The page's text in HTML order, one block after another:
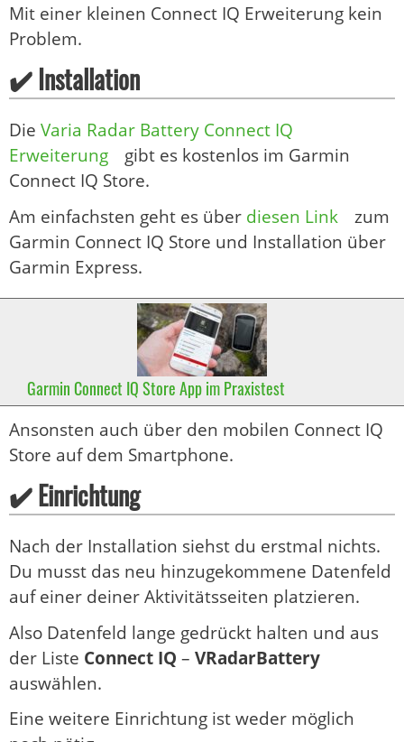
Mit einer kleinen Connect IQ Erweiterung kein
Problem.
✔️ Installation
Die Varia Radar Battery Connect IQ
Erweiterung
gibt es kostenlos im Garmin
Connect IQ Store.
Am einfachsten geht es über diesen Link
zum
Garmin Connect IQ Store und Installation über
Garmin Express.
Garmin Connect IQ Store App im Praxistest
Ansonsten auch über den mobilen Connect IQ
Store auf dem Smartphone.
✔️ Einrichtung
Nach der Installation siehst du erstmal nichts.
Du musst das neu hinzugekommene Datenfeld
auf einer deiner Aktivitätsseiten platzieren.
Also Datenfeld lange gedrückt halten und aus
der Liste Connect IQ – VRadarBattery
auswählen.
Eine weitere Einrichtung ist weder möglich